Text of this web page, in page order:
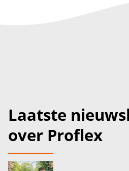
Laatste
over Proflex